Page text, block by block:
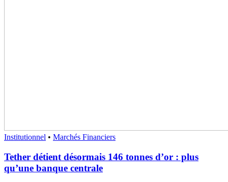
Institutionnel • Marchés Financiers
Tether détient désormais 146 tonnes d’or : plus
qu’une banque centrale